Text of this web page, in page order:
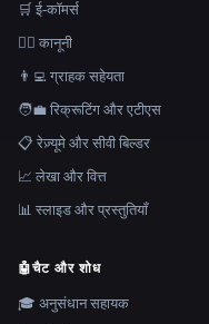
🛒 ई-कॉमर्स
👩‍⚖️ कानूनी
👨‍💻 ग्राहक सहेयता
🧑‍💼 रिक्रूटिंग और एटीएस
📋 रेज़्यूमे और सीवी बिल्डर
📈 लेखा और वित्त
📊 स्लाइड और प्रस्तुतियाँ
🤖चैट और शोध
🎓 अनुसंधान सहायक